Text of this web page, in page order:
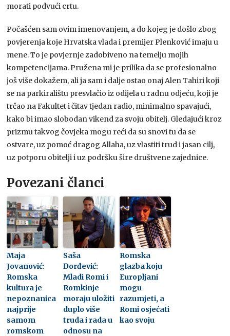
morati podvući crtu.
Počašćen sam ovim imenovanjem, a do kojeg je došlo zbog
povjerenja koje Hrvatska vlada i premijer Plenković imaju u
mene. To je povjernje zadobiveno na temelju mojih
kompetencijama. Pružena mi je prilika da se profesionalno
još više dokažem, ali ja sam i dalje ostao onaj Alen Tahiri koji
se na parkiralištu presvlačio iz odijela u radnu odjeću, koji je
trčao na Fakultet i čitav tjedan radio, minimalno spavajući,
kako bi imao slobodan vikend za svoju obitelj. Gledajući kroz
prizmu takvog čovjeka mogu reći da su snovi tu da se
ostvare, uz pomoć dragog Allaha, uz vlastiti trud i jasan cilj,
uz potporu obitelji i uz podršku šire društvene zajednice.
Povezani članci
Maja
Jovanović:
Romska
kultura je
nepoznanica
najprije
samom
romskom
Saša
Đorđević:
Mladi Romi i
Romkinje
moraju uložiti
duplo više
truda i rada u
odnosu na
Romska
glazba koju
Europljani
mogu
razumjeti, a
Romi osjećati
kao svoju